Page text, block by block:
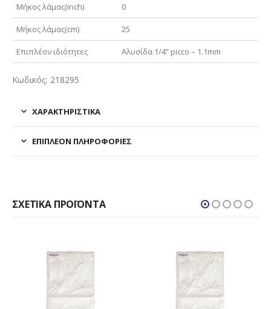
Μήκος λάμας(inch) 0
Μήκος λάμας(cm) 25
Επιπλέον ιδιότητες Αλυσίδα 1/4” picco – 1.1mm
Κωδικός: 218295
ΧΑΡΑΚΤΗΡΙΣΤΙΚΑ
ΕΠΙΠΛΈΟΝ ΠΛΗΡΟΦΟΡΊΕΣ
ΣΧΕΤΙΚΆ ΠΡΟΪΌΝΤΑ